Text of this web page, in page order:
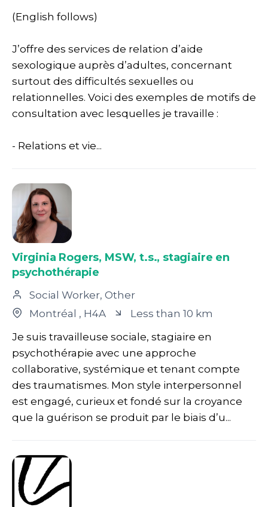
(English follows)
J’offre des services de relation d’aide
sexologique auprès d’adultes, concernant
surtout des difficultés sexuelles ou
relationnelles. Voici des exemples de motifs de
consultation avec lesquelles je travaille :
- Relations et vie...
Virginia Rogers, MSW, t.s., stagiaire en
psychothérapie
Social Worker, Other
Montréal , H4A
Less than 10 km
Je suis travailleuse sociale, stagiaire en
psychothérapie avec une approche
collaborative, systémique et tenant compte
des traumatismes. Mon style interpersonnel
est engagé, curieux et fondé sur la croyance
que la guérison se produit par le biais d’u...